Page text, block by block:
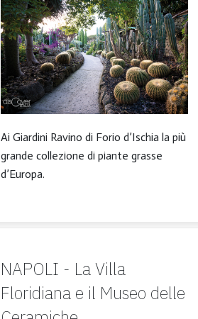
Ai Giardini Ravino di Forio d’Ischia la più
grande collezione di piante grasse
d’Europa.
NAPOLI - La Villa
Floridiana e il Museo delle